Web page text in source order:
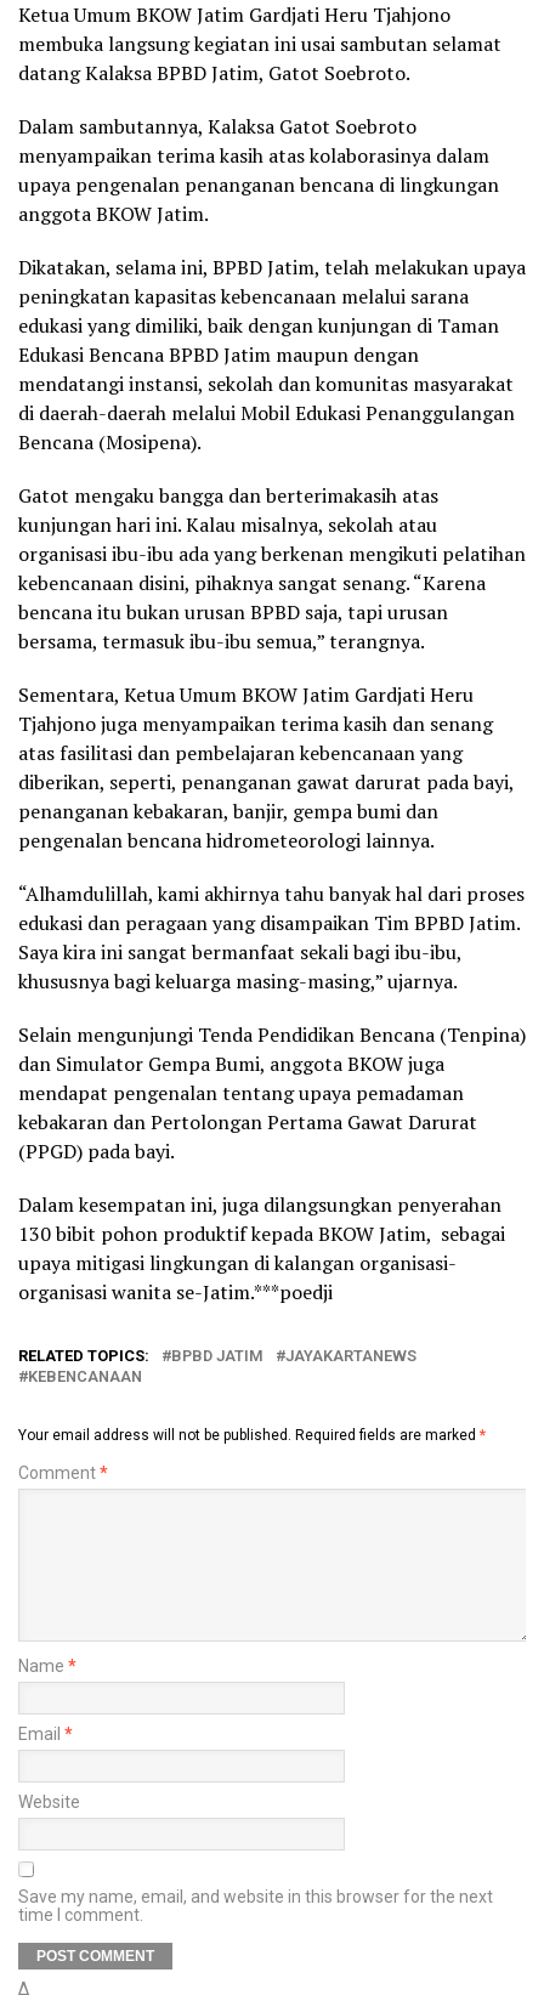
Ketua Umum BKOW Jatim Gardjati Heru Tjahjono
membuka langsung kegiatan ini usai sambutan selamat
datang Kalaksa BPBD Jatim, Gatot Soebroto.
Dalam sambutannya, Kalaksa Gatot Soebroto
menyampaikan terima kasih atas kolaborasinya dalam
upaya pengenalan penanganan bencana di lingkungan
anggota BKOW Jatim.
Dikatakan, selama ini, BPBD Jatim, telah melakukan upaya
peningkatan kapasitas kebencanaan melalui sarana
edukasi yang dimiliki, baik dengan kunjungan di Taman
Edukasi Bencana BPBD Jatim maupun dengan
mendatangi instansi, sekolah dan komunitas masyarakat
di daerah-daerah melalui Mobil Edukasi Penanggulangan
Bencana (Mosipena).
Gatot mengaku bangga dan berterimakasih atas
kunjungan hari ini. Kalau misalnya, sekolah atau
organisasi ibu-ibu ada yang berkenan mengikuti pelatihan
kebencanaan disini, pihaknya sangat senang. “Karena
bencana itu bukan urusan BPBD saja, tapi urusan
bersama, termasuk ibu-ibu semua,” terangnya.
Sementara, Ketua Umum BKOW Jatim Gardjati Heru
Tjahjono juga menyampaikan terima kasih dan senang
atas fasilitasi dan pembelajaran kebencanaan yang
diberikan, seperti, penanganan gawat darurat pada bayi,
penanganan kebakaran, banjir, gempa bumi dan
pengenalan bencana hidrometeorologi lainnya.
“Alhamdulillah, kami akhirnya tahu banyak hal dari proses
edukasi dan peragaan yang disampaikan Tim BPBD Jatim.
Saya kira ini sangat bermanfaat sekali bagi ibu-ibu,
khususnya bagi keluarga masing-masing,” ujarnya.
Selain mengunjungi Tenda Pendidikan Bencana (Tenpina)
dan Simulator Gempa Bumi, anggota BKOW juga
mendapat pengenalan tentang upaya pemadaman
kebakaran dan Pertolongan Pertama Gawat Darurat
(PPGD) pada bayi.
Dalam kesempatan ini, juga dilangsungkan penyerahan
130 bibit pohon produktif kepada BKOW Jatim, sebagai
upaya mitigasi lingkungan di kalangan organisasi-
organisasi wanita se-Jatim.***poedji
RELATED TOPICS: BPBD JATIM
JAYAKARTANEWS
KEBENCANAAN
Your email address will not be published. Required fields are marked *
Comment*
Name *
Email *
Website
Save my name, email, and website in this browser for the next
time I comment.
Δ